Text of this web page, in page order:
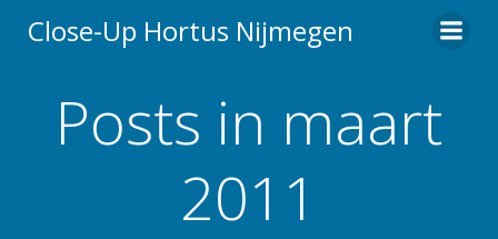
naar
Close-Up Hortus Nijmegen
Posts in maart
2011